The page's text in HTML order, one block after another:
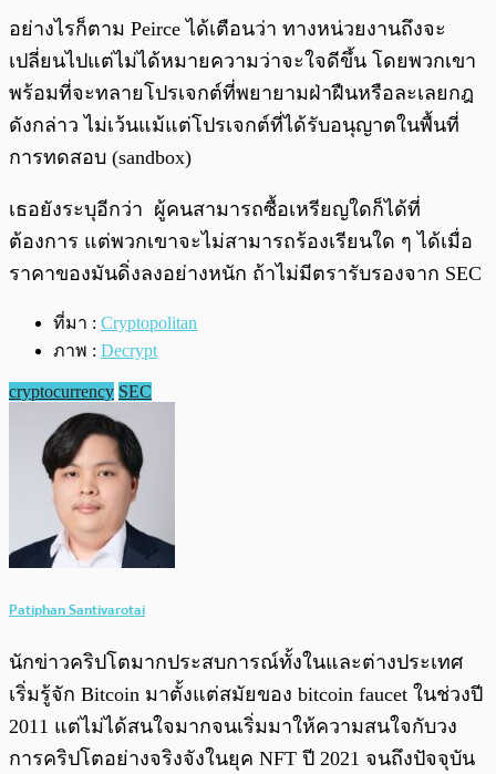
อย่างไรก็ตาม Peirce ได้เตือนว่า ทางหน่วยงานถึงจะ
เปลี่ยนไปแต่ไม่ได้หมายความว่าจะใจดีขึ้น โดยพวกเขา
พร้อมที่จะทลายโปรเจกต์ที่พยายามฝ่าฝืนหรือละเลยกฎ
ดังกล่าว ไม่เว้นแม้แต่โปรเจกต์ที่ได้รับอนุญาตในพื้นที่
การทดสอบ (sandbox)
เธอยังระบุอีกว่า ผู้คนสามารถซื้อเหรียญใดก็ได้ที่
ต้องการ แต่พวกเขาจะไม่สามารถร้องเรียนใด ๆ ได้เมื่อ
ราคาของมันดิ่งลงอย่างหนัก ถ้าไม่มีตรารับรองจาก SEC
ที่มา : Cryptopolitan
ภาพ : Decrypt
cryptocurrency SEC
Patiphan Santivarotai
นักข่าวคริปโตมากประสบการณ์ทั้งในและต่างประเทศ
เริ่มรู้จัก Bitcoin มาตั้งแต่สมัยของ bitcoin faucet ในช่วงปี
2011 แต่ไม่ได้สนใจมากจนเริ่มมาให้ความสนใจกับวง
การคริปโตอย่างจริงจังในยุค NFT ปี 2021 จนถึงปัจจุบัน